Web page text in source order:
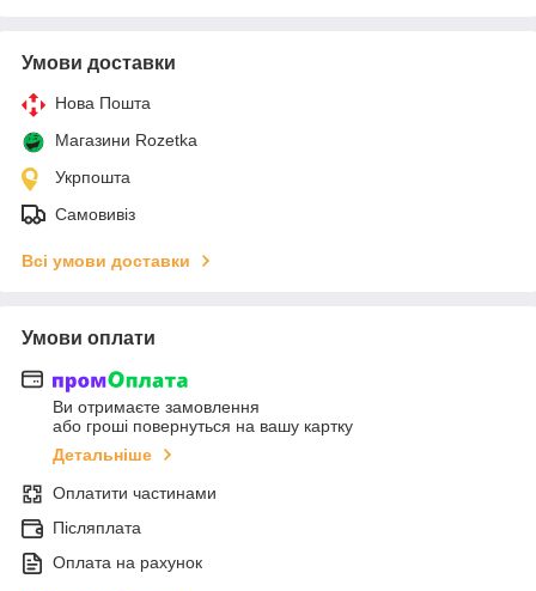
Умови доставки
Нова Пошта
Магазини Rozetka
Укрпошта
Самовивіз
Всі умови доставки
Умови оплати
Ви отримаєте замовлення
або гроші повернуться на вашу картку
Детальніше
Оплатити частинами
Післяплата
Оплата на рахунок